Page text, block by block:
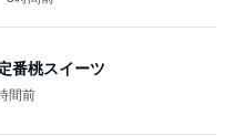
番桃スイーツ
間前